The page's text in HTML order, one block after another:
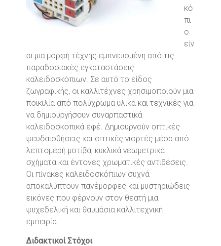
κό
πι
ο
είν
αι μια μορφή τέχνης εμπνευσμένη από τις
παραδοσιακές εγκαταστάσεις
καλειδοσκόπιων. Σε αυτό το είδος
ζωγραφικής, οι καλλιτέχνες χρησιμοποιούν μια
ποικιλία από πολύχρωμα υλικά και τεχνικές για
να δημιουργήσουν συναρπαστικά
καλειδοσκοπικά εφέ. Δημιουργούν οπτικές
ψευδαισθήσεις και οπτικές γιορτές μέσα από
λεπτομερή μοτίβα, κυκλικά γεωμετρικά
σχήματα και έντονες χρωματικές αντιθέσεις.
Οι πίνακες καλειδοσκόπιων συχνά
αποκαλύπτουν πανέμορφες και μυστηριώδεις
εικόνες που φέρνουν στον θεατή μια
ψυχεδελική και θαυμάσια καλλιτεχνική
εμπειρία.
Διδακτικοί Στόχοι